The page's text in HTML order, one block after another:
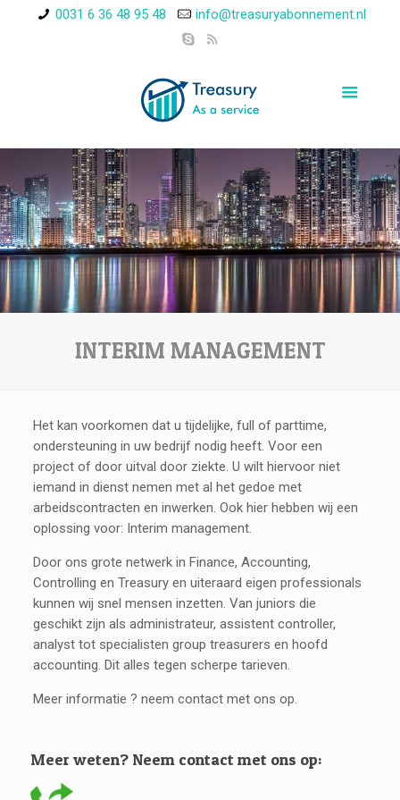
0031 6 36 48 95 48 info@treasuryabonnement.nl
INTERIM MANAGEMENT
Het kan voorkomen dat u tijdelijke, full of parttime,
ondersteuning in uw bedrijf nodig heeft. Voor een
project of door uitval door ziekte. U wilt hiervoor niet
iemand in dienst nemen met al het gedoe met
arbeidscontracten en inwerken. Ook hier hebben wij een
oplossing voor: Interim management.
Door ons grote netwerk in Finance, Accounting,
Controlling en Treasury en uiteraard eigen professionals
kunnen wij snel mensen inzetten. Van juniors die
geschikt zijn als administrateur, assistent controller,
analyst tot specialisten group treasurers en hoofd
accounting. Dit alles tegen scherpe tarieven.
Meer informatie ? neem contact met ons op.
Meer weten? Neem contact met ons op: